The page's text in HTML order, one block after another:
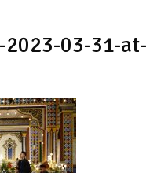
2023-03-31-